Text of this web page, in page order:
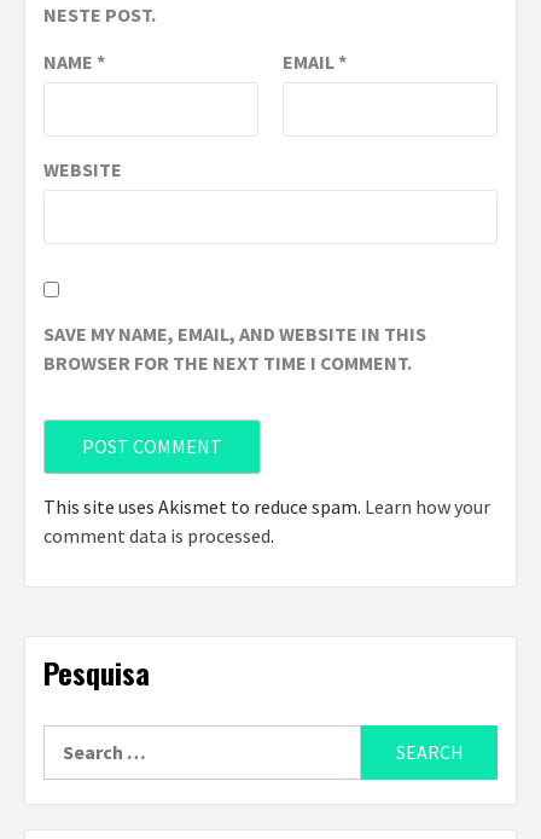
NESTE POST.
NAME * EMAIL*
WEBSITE
SAVE MY NAME, EMAIL, AND WEBSITE IN THIS
BROWSER FOR THE NEXT TIME I COMMENT.
This site uses Akismet to reduce spam. Learn how your
comment data is processed.
Pesquisa
for: